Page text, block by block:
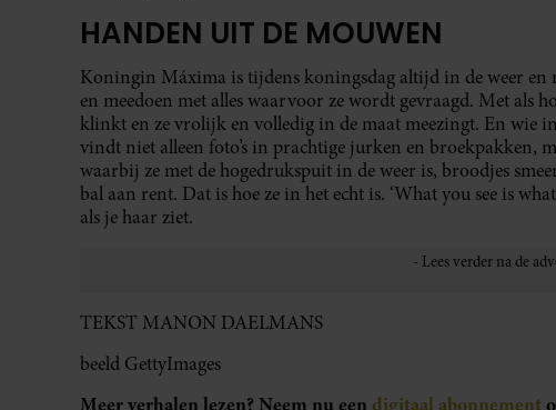
HANDEN UIT DE MOUWEN
Koningin Máxima is tijdens koningsdag altijd in de weer en
en meedoen met alles waarvoor ze wordt gevraagd. Met als
klinkt en ze vrolijk en volledig in de maat meezingt. En wie
vindt niet alleen foto’s in prachtige jurken en broekpakken,
waarbij ze met de hogedrukspuit in de weer is, broodjes
bal aan rent. Dat is hoe ze in het echt is. ‘What you see is
als je haar ziet.
TEKST MANON DAELMANS
beeld GettyImages
Meer verhalen lezen? Neem nu een digitaal abonnement